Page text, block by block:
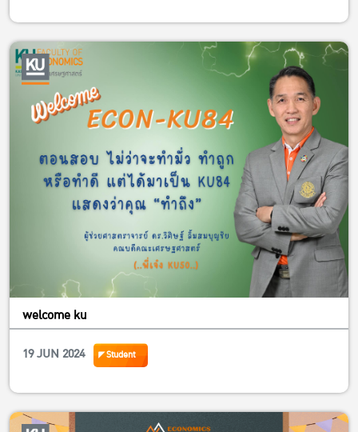
welcome ku
19 JUN 2024
Student